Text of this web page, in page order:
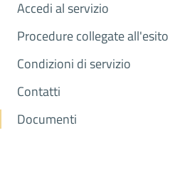
Accedi al servizio
Procedure collegate all'esito
Condizioni di servizio
Contatti
Documenti